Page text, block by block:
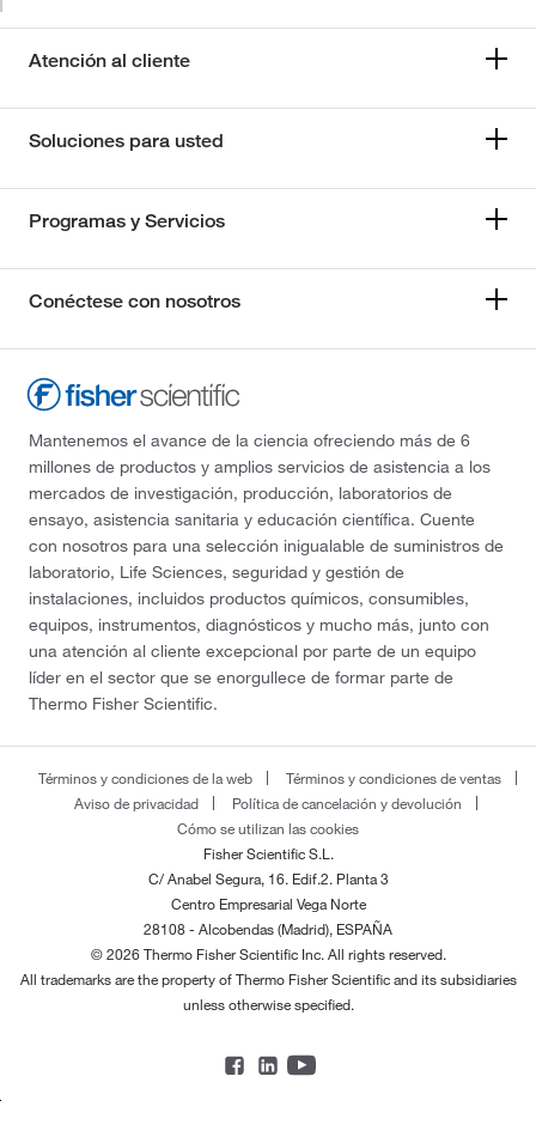
Atención al cliente
Soluciones para usted
Programas y Servicios
Conéctese con nosotros
Mantenemos el avance de la ciencia ofreciendo más de 6
millones de productos y amplios servicios de asistencia a los
mercados de investigación, producción, laboratorios de
ensayo, asistencia sanitaria y educación científica. Cuente
con nosotros para una selección inigualable de suministros de
laboratorio, Life Sciences, seguridad y gestión de
instalaciones, incluidos productos químicos, consumibles,
equipos, instrumentos, diagnósticos y mucho más, junto con
una atención al cliente excepcional por parte de un equipo
líder en el sector que se enorgullece de formar parte de
Thermo Fisher Scientific.
Términos y condiciones de la web
Términos y condiciones de ventas
Aviso de privacidad
Política de cancelación y devolución
Cómo se utilizan las cookies
Fisher Scientific S.L.
C/ Anabel Segura, 16. Edif.2. Planta 3
Centro Empresarial Vega Norte
28108 - Alcobendas (Madrid), ESPAÑA
© 2026 Thermo Fisher Scientific Inc. All rights reserved.
All trademarks are the property of Thermo Fisher Scientific and its subsidiaries
unless otherwise specified.